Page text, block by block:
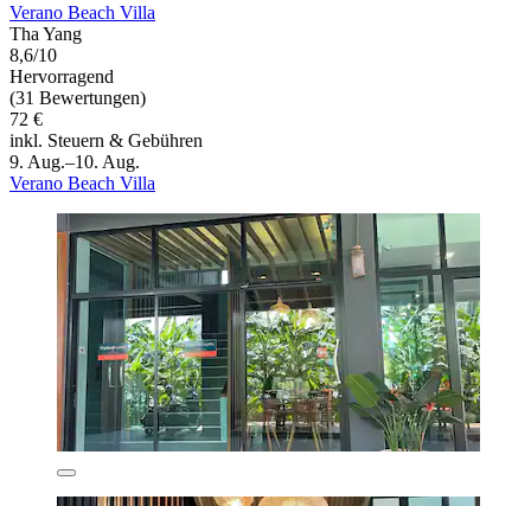
Verano Beach Villa
Tha Yang
8,6/10
Hervorragend
(31 Bewertungen)
72 €
inkl. Steuern & Gebühren
9. Aug.–10. Aug.
Verano Beach Villa